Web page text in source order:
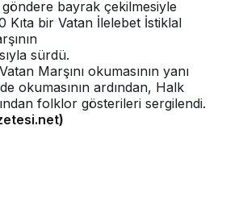
bayrak çekilmesiyle
Kıta bir Vatan İlelebet İstiklal
sürdü.
Marşını okumasının yanı
okumasının ardından, Halk
folklor gösterileri sergilendi.
)